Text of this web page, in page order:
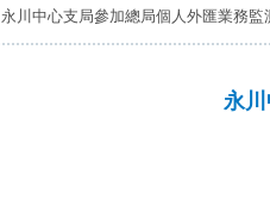
永川中心支局參加總局個人外匯業務監
永